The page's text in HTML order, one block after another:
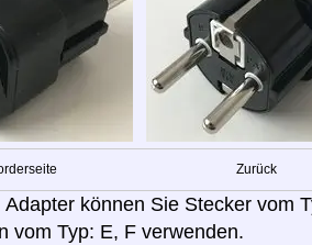
Zurück
können Sie Stecker vom
vom Typ: E, F verwenden.